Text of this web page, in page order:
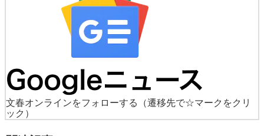
文春オンラインをフォローする
（遷移先で☆マークをクリ
ック）